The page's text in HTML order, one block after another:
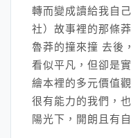
轉而變成讀給我自
社）故事裡的那條
魯莽的撞來撞 去後
看似平凡，但卻是
繪本裡的多元價值
很有能力的我們，
陽光下，開朗且有